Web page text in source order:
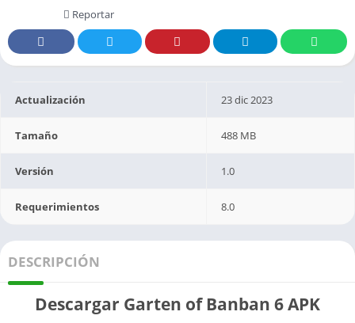
Reportar
Actualización 23 dic 2023
Tamaño 488 MB
Versión 1.0
Requerimientos 8.0
DESCRIPCIÓN
Descargar Garten of Banban 6 APK